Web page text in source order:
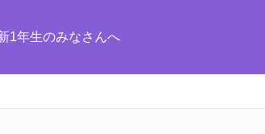
1年生のみなさんへ